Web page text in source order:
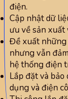
điện.
Cập nhật dữ
ưu về sản xuất
Đề xuất những
nhưng vẫn
hệ thống điện
Lắp đặt và
dụng và điện